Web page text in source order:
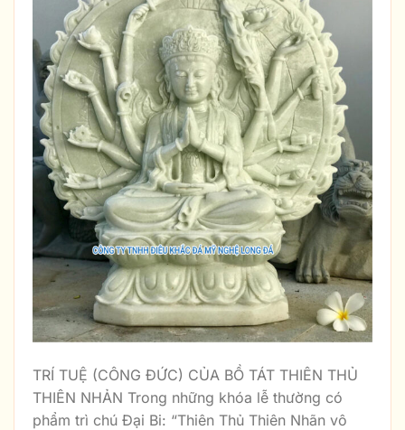
TRÍ TUỆ (CÔNG ĐỨC) CỦA BỒ TÁT THIÊN THỦ
THIÊN NHẢN Trong những khóa lễ thường có
phẩm trì chú Đại Bi: “Thiên Thủ Thiên Nhãn vô